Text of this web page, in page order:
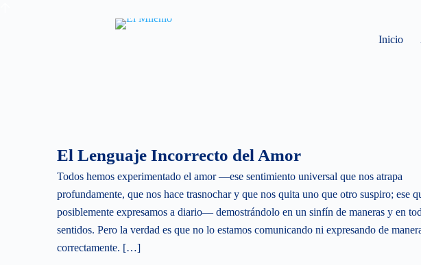
Inicio
El Lenguaje Incorrecto del Amor
Todos hemos experimentado el amor —ese sentimiento universal que nos atrapa
profundamente, que nos hace trasnochar y que nos quita uno que otro suspiro; ese
posiblemente expresamos a diario— demostrándolo en un sinfín de maneras y en
sentidos. Pero la verdad es que no lo estamos comunicando ni expresando de
correctamente. […]